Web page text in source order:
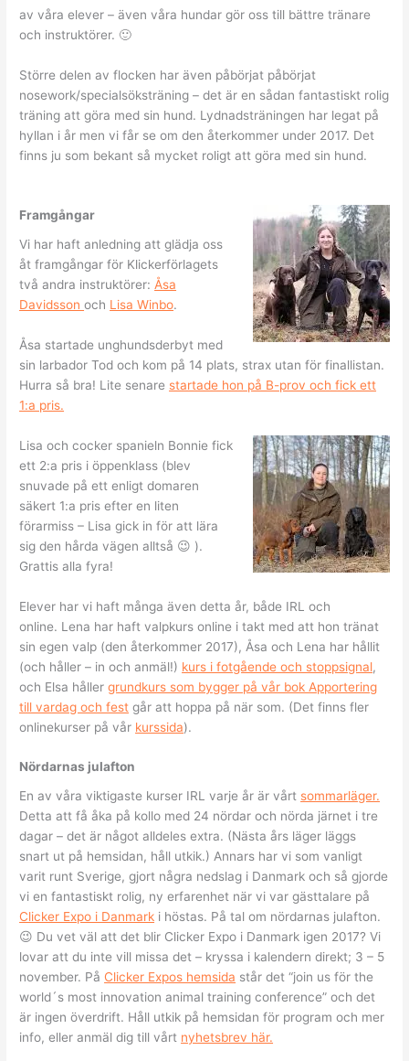
av våra elever – även våra hundar gör oss till bättre tränare
och instruktörer. 🙂
Större delen av flocken har även påbörjat påbörjat
nosework/specialsöksträning – det är en sådan fantastiskt rolig
träning att göra med sin hund. Lydnadsträningen har legat på
hyllan i år men vi får se om den återkommer under 2017. Det
finns ju som bekant så mycket roligt att göra med sin hund.
Framgångar
Vi har haft anledning att glädja oss
åt framgångar för Klickerförlagets
två andra instruktörer: Åsa
Davidssonoch Lisa Winbo.
Åsa startade unghundsderbyt med
sin larbador Tod och kom på 14 plats, strax utan för finallistan.
Hurra så bra! Lite senare startade hon på B-prov och fick ett
1:a pris.
Lisa och cocker spanieln Bonnie fick
ett 2:a pris i öppenklass (blev
snuvade på ett enligt domaren
säkert 1:a pris efter en liten
förarmiss – Lisa gick in för att lära
sig den hårda vägen alltså 😉 ).
Grattis alla fyra!
Elever har vi haft många även detta år, både IRL och
online. Lena har haft valpkurs online i takt med att hon tränat
sin egen valp (den återkommer 2017), Åsa och Lena har hållit
(och håller – in och anmäl!) kurs i fotgående och stoppsignal,
och Elsa hållergrundkurs som bygger på vår bok Apportering
till vardag och fest går att hoppa på när som. (Det finns fler
onlinekurser på vår kurssida).
Nördarnas julafton
En av våra viktigaste kurser IRL varje år är vårt sommarläger.
Detta att få åka på kollo med 24 nördar och nörda järnet i tre
dagar – det är något alldeles extra. (Nästa års läger läggs
snart ut på hemsidan, håll utkik.) Annars har vi som vanligt
varit runt Sverige, gjort några nedslag i Danmark och så gjorde
vi en fantastiskt rolig, ny erfarenhet när vi var gästtalare på
Clicker Expo i Danmark i höstas. På tal om nördarnas julafton.
😉 Du vet väl att det blir Clicker Expo i Danmark igen 2017? Vi
lovar att du inte vill missa det – kryssa i kalendern direkt; 3 – 5
november. På Clicker Expos hemsida står det “join us för the
world´s most innovation animal training conference” och det
är ingen överdrift. Håll utkik på hemsidan för program och mer
info, eller anmäl dig till vårt nyhetsbrev här.